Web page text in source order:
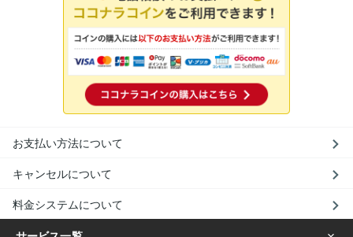
お支払い方法について
キャンセルについて
料金システムについて